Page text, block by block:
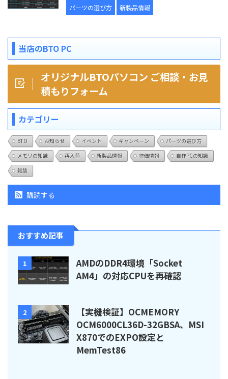
パーツの選び方 新製品情報
当店のBTO PC
オリジナルBTOパソコン ご相談・お見
積もりフォーム
カテゴリー
BTO お知らせ イベント キャンペーン
パーツの選び方
メモリの知識
再入荷 新製品情報 特価情報
自作PCの知識
雑談
購読する
おすすめ記事
1
AMDのDDR4環境「Socket
AM4」の対応CPUを再確認
2
【実機検証】OCMEMORY
OCM6000CL36D-32GBSA、MSI
X870でのEXPO設定と
MemTest86